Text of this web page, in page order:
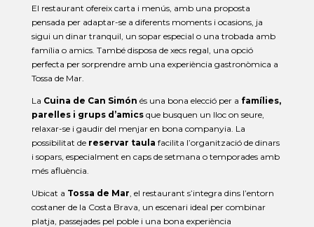
El restaurant ofereix carta i menús, amb una proposta
pensada per adaptar-se a diferents moments i ocasions, ja
sigui un dinar tranquil, un sopar especial o una trobada amb
família o amics. També disposa de xecs regal, una opció
perfecta per sorprendre amb una experiència gastronòmica a
Tossa de Mar.
La Cuina de Can Simón és una bona elecció per a famílies,
parelles i grups d’amicsque busquen un lloc on seure,
relaxar-se i gaudir del menjar en bona companyia. La
possibilitat de reservar taula facilita l’organització de dinars
i sopars, especialment en caps de setmana o temporades amb
més afluència.
Ubicat a Tossa de Mar, el restaurant s’integra dins l’entorn
costaner de la Costa Brava, un escenari ideal per combinar
platja, passejades pel poble i una bona experiència